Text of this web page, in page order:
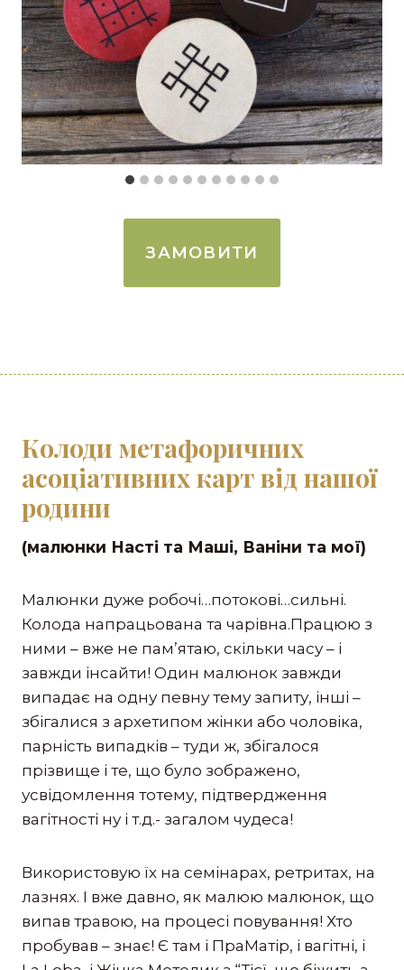
ЗАМОВИТИ
Колоди метафоричних
асоціативних карт від нашої
родини
(малюнки Насті та Маші, Ваніни та мої)
Малюнки дуже робочі…потокові…сильні.
Колода напрацьована та чарівна.Працюю з
ними – вже не пам’ятаю, скільки часу – і
завжди інсайти! Один малюнок завжди
випадає на одну певну тему запиту, інші –
збігалися з архетипом жінки або чоловіка,
парність випадків – туди ж, збігалося
прізвище і те, що було зображено,
усвідомлення тотему, підтвердження
вагітності ну і т.д.- загалом чудеса!
Використовую їх на семінарах, ретритах, на
лазнях. І вже давно, як малюю малюнок, що
випав травою, на процесі повування! Хто
пробував – знає! Є там і ПраМатір, і вагітні, і